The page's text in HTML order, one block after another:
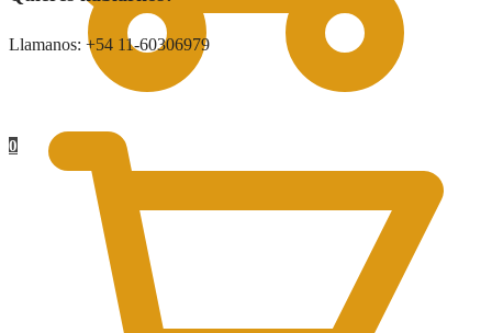
0
Llamanos: +54 11-60306979